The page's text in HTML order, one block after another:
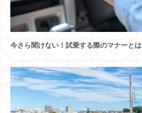
今さら聞けない！試乗する際のマナーとは